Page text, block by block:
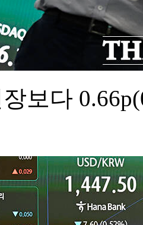
보다